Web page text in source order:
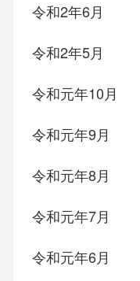
令和2年6月
令和2年5月
令和元年10月
令和元年9月
令和元年8月
令和元年7月
令和元年6月